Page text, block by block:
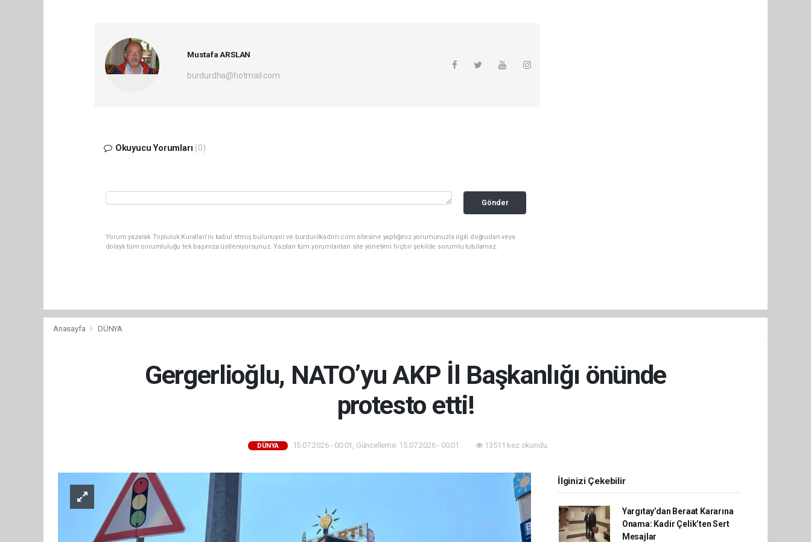
Mustafa ARSLAN
burdurdha@hotmail.com
Okuyucu Yorumları (0)
Gönder
Yorum yazarak Topluluk Kuralları’nı kabul etmiş bulunuyor ve burdurilkadim.com sitesine yaptığınız yorumunuzla ilgili doğrudan veya
dolaylı tüm sorumluluğu tek başınıza üstleniyorsunuz. Yazılan tüm yorumlardan site yönetimi hiçbir şekilde sorumlu tutulamaz.
Anasayfa DÜNYA
Gergerlioğlu, NATO’yu AKP İl Başkanlığı önünde
protesto etti!
DÜNYA 15.07.2026 - 00:01, Güncelleme: 15.07.2026 - 00:01 13511 kez okundu.
İlginizi Çekebilir
Yargıtay’dan Beraat Kararına
Onama: Kadir Çelik’ten Sert
Mesajlar